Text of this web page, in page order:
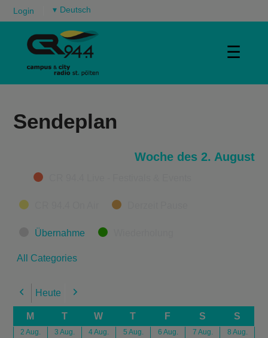
Login ▾
☰
Sendeplan
Woche des 2. August
Categories
Übernahme
All Categories
Previous
Heute Next
M T W T F S S
2 Aug.
3 Aug.
4 Aug.
5 Aug.
6 Aug.
7 Aug.
8 Aug.